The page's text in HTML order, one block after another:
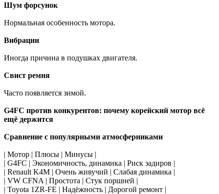
Шум форсунок
Нормальная особенность мотора.
Вибрации
Иногда причина в подушках двигателя.
Свист ремня
Часто появляется зимой.
G4FC против конкурентов: почему корейский мотор всё
ещё держится
Сравнение с популярными атмосферниками
| Мотор | Плюсы | Минусы |
| G4FC | Экономичность, динамика | Риск задиров |
| Renault K4M | Очень живучий | Слабая динамика |
| VW CFNA | Простота | Стук поршней |
| Toyota 1ZR-FE | Надёжность | Дорогой ремонт |